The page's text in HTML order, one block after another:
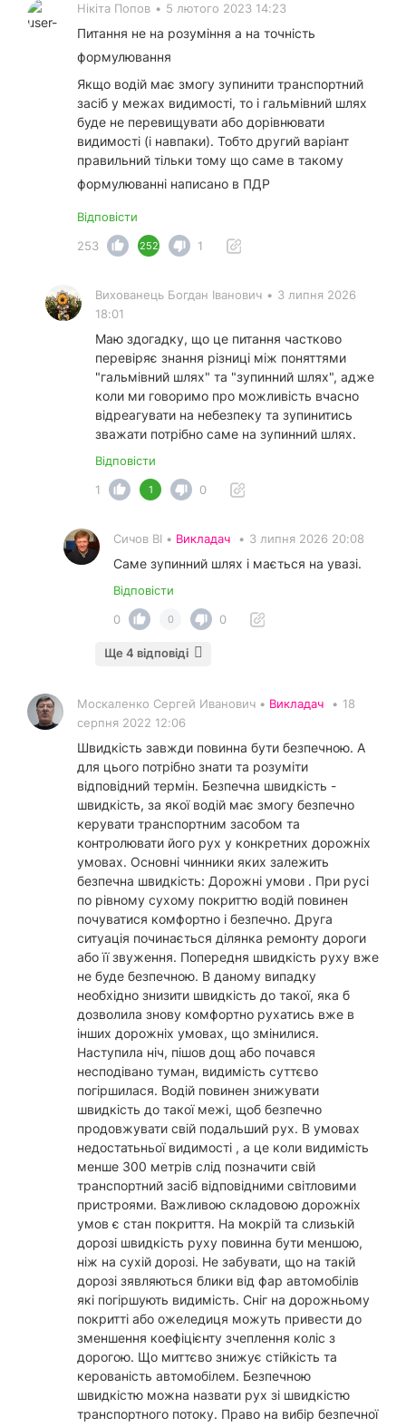
Нікіта Попов • 5 лютого 2023 14:23
Питання не на розуміння а на точність
формулювання
Якщо водій має змогу зупинити транспортний
засіб у межах видимості, то і гальмівний шлях
буде не перевищувати або дорівнювати
видимості (і навпаки). Тобто другий варіант
правильний тільки тому що саме в такому
формулюванні написано в ПДР
Відповісти
253
252 1
Вихованець Богдан Іванович • 3 липня 2026
18:01
Маю здогадку, що це питання частково
перевіряє знання різниці між поняттями
"гальмівний шлях" та "зупинний шлях", адже
коли ми говоримо про можливість вчасно
відреагувати на небезпеку та зупинитись
зважати потрібно саме на зупинний шлях.
Відповісти
1
1 0
Сичов ВІ • Викладач • 3 липня 2026 20:08
Саме зупинний шлях і мається на увазі.
Відповісти
0
0 0
Ще 4 відповіді
Москаленко Сергей Иванович • Викладач • 18
серпня 2022 12:06
Швидкість завжди повинна бути безпечною. А
для цього потрібно знати та розуміти
відповідний термін. Безпечна швидкість -
швидкість, за якої водій має змогу безпечно
керувати транспортним засобом та
контролювати його рух у конкретних дорожніх
умовах. Основні чинники яких залежить
безпечна швидкість: Дорожні умови . При русі
по рівному сухому покриттю водій повинен
почуватися комфортно і безпечно. Друга
ситуація починається ділянка ремонту дороги
або її звуження. Попередня швидкість руху вже
не буде безпечною. В даному випадку
необхідно знизити швидкість до такої, яка б
дозволила знову комфортно рухатись вже в
інших дорожніх умовах, що змінилися.
Наступила ніч, пішов дощ або почався
несподівано туман, видимість суттєво
погіршилася. Водій повинен знижувати
швидкість до такої межі, щоб безпечно
продовжувати свій подальший рух. В умовах
недостатьньої видимості , а це коли видимість
менше 300 метрів слід позначити свій
транспортний засіб відповідними світловими
пристроями. Важливою складовою дорожніх
умов є стан покриття. На мокрій та слизькій
дорозі швидкість руху повинна бути меншою,
ніж на сухій дорозі. Не забувати, що на такій
дорозі зявляються блики від фар автомобілів
які погіршують видимість. Сніг на дорожньому
покритті або ожеледиця можуть привести до
зменшення коефіцієнту зчеплення коліс з
дорогою. Що миттєво знижує стійкість та
керованість автомобілем. Безпечною
швидкістю можна назвати рух зі швидкістю
транспортного потоку. Право на вибір безпечної